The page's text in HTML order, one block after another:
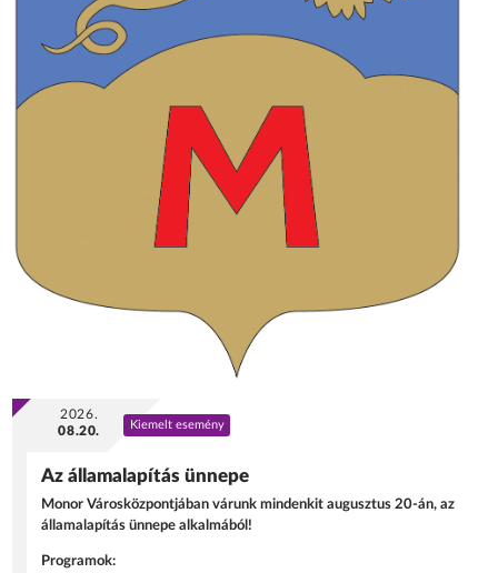
2026.
08.20.
Kiemelt esemény
Az államalapítás ünnepe
Monor Városközpontjában várunk mindenkit augusztus 20-án, az
államalapítás ünnepe alkalmából!
Programok: